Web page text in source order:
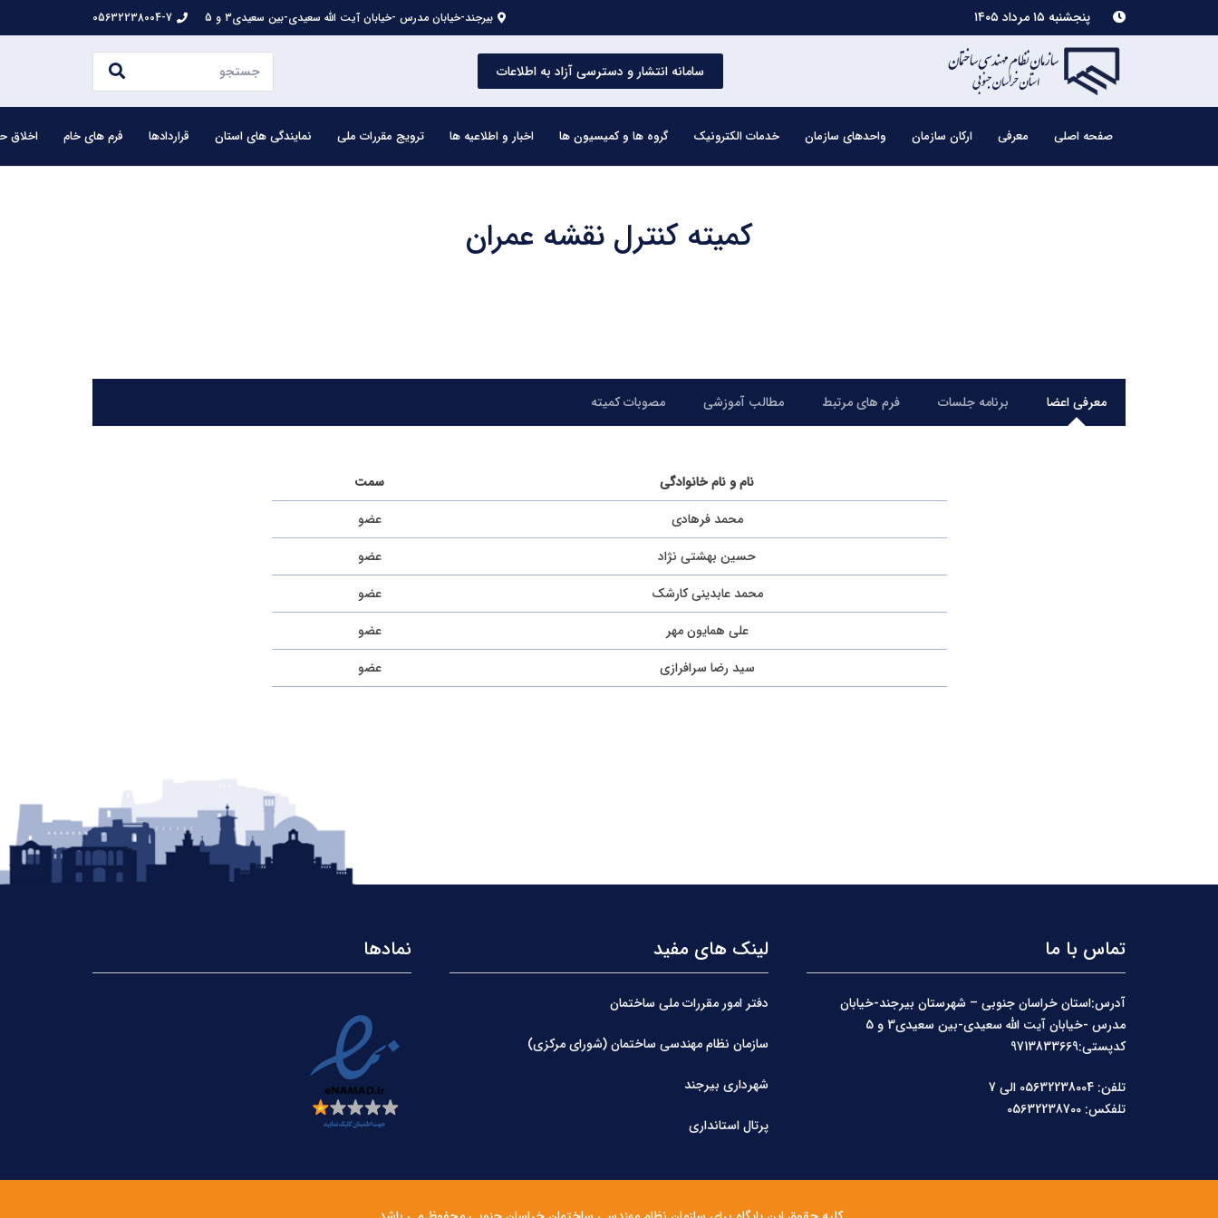
پنجشنبه ۱۵ مرداد ۱۴۰۵ بیرجند-خیابان مدرس -خیابان آیت الله سعیدی-بین سعیدی3 و 5 05632238004-7
سامانه انتشار و دسترسی آزاد به اطلاعات
صفحه اصلی معرفی ارکان سازمان واحدهای سازمان خدمات الکترونیک گروه ها و کمیسیون ها اخبار و اطلاعیه ها ترویج مقررات ملی نمایندگی های استان قراردادها فرم های خام اخلاق
کمیته کنترل نقشه عمران
معرفی اعضا برنامه جلسات فرم های مرتبط مطالب آموزشی مصوبات کمیته
نام و نام خانوادگی
سمت
محمد فرهادی
عضو
حسین بهشتی نژاد
عضو
محمد عابدینی کارشک
عضو
علی همایون مهر
عضو
سید رضا سرافرازی
عضو
تماس با ما
آدرس:استان خراسان جنوبی – شهرستان بیرجند-خیابان
کدپستی:9713833669
تلفن: 05632238004 الی 7
تلفکس: 05632238700
لینک های مفید
دفتر امور مقررات ملی ساختمان
سازمان نظام مهندسی ساختمان (شورای مرکزی)
شهرداری بیرجند
پرتال استانداری
نمادها